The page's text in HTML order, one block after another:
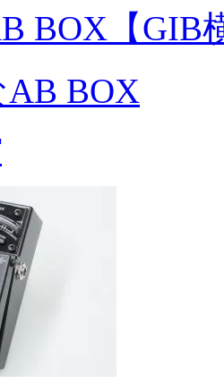
BOX【GIB
BOX